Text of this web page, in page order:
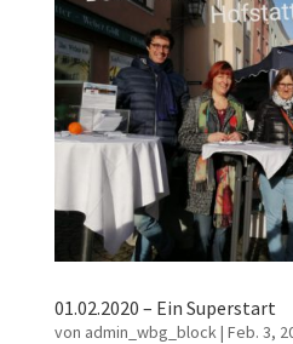
01.02.2020 – Ein Superstart
von admin_wbg_block | Feb. 3,